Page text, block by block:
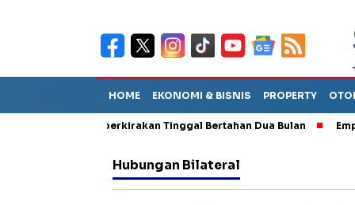
HOME EKONOMI & BISNIS PROPERTY
Sebut TPA Diperkirakan Tinggal Bertahan Dua Bulan Empat
Hubungan Bilateral